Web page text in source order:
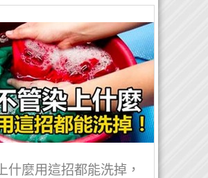
什麼用這招都能洗掉，